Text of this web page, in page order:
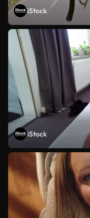
iStock
iStock